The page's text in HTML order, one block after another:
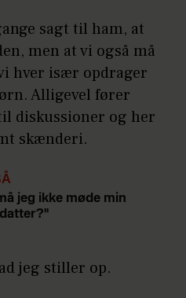
sagt til ham, at
men at vi også må
hver især opdrager
Alligevel fører
diskussioner og her
skænderi.
jeg ikke møde min
jeg stiller op.